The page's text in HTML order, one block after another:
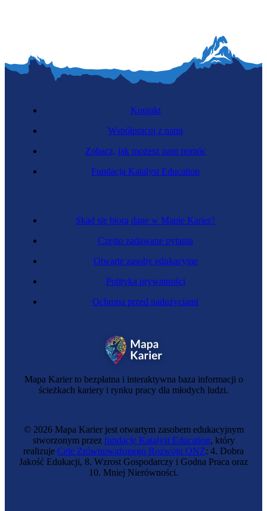
Mapa Karier to bezpłatna i interaktywna baza informacji o
ścieżkach kariery i rynku pracy dla młodych ludzi.
Skąd się biorą dane w Mapie Karier?
Często zadawane pytania
Otwarte zasoby edukacyjne
Polityka prywatności
Ochrona przed nadużyciami
Kontakt
Współpracuj z nami
Zobacz, jak możesz nam pomóc
Fundacja Katalyst Education
© 2026 Mapa Karier jest otwartym zasobem edukacyjnym
stworzonym przez fundację Katalyst Education, który
realizuje Cele Zrównoważonego Rozwoju ONZ: 4. Dobra
Jakość Edukacji, 8. Wzrost Gospodarczy i Godna Praca oraz
10. Mniej Nierówności.